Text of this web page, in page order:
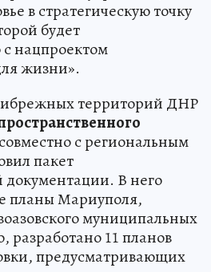
в стратегическую точку
будет
нацпроектом
жизни».
территорий ДНР
совместно с региональным
пакет
документации. В него
планы Мариуполя,
муниципальных
разработано 11 планов
предусматривающих